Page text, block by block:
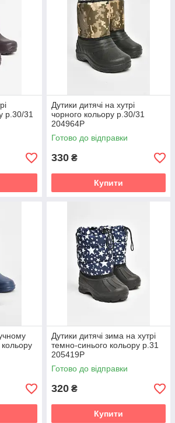
р.30/31
Дутики дитячі на хутрі
чорного кольору р.30/31
204964P
Готово до відправки
330 ₴
Купити
кольору
Дутики дитячі зима на хутрі
темно-синього кольору р.31
205419P
Готово до відправки
320 ₴
Купити